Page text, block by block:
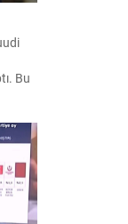
Bu